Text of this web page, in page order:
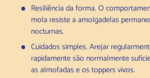
Resiliência da forma. O
mola resiste a amolgadelas
nocturnas.
Cuidados simples. Arejar
rapidamente são normalmente
as almofadas e os toppers vivos.